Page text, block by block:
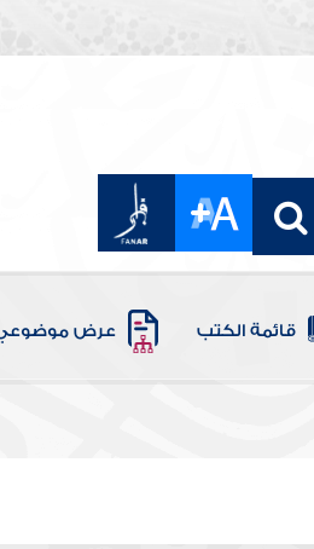
قائمة الكتب عرض